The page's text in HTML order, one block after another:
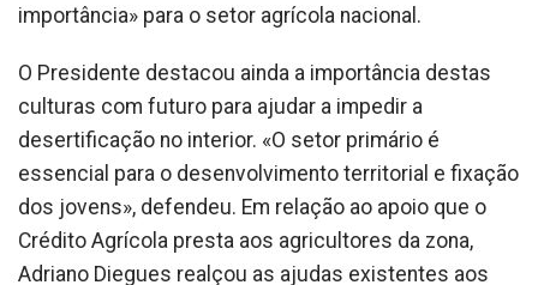
importância» para o setor agrícola nacional.
O Presidente destacou ainda a importância destas
culturas com futuro para ajudar a impedir a
desertificação no interior. «O setor primário é
essencial para o desenvolvimento territorial e fixação
dos jovens», defendeu. Em relação ao apoio que o
Crédito Agrícola presta aos agricultores da zona,
Adriano Diegues realçou as ajudas existentes aos